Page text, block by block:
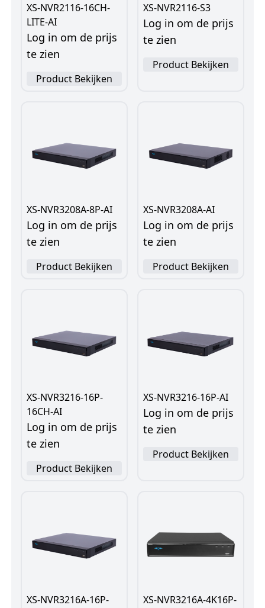
XS-NVR2116-16CH-
LITE-AI
Log in om de prijs
te zien
Product Bekijken
XS-NVR2116-S3
Log in om de prijs
te zien
Product Bekijken
XS-NVR3208A-8P-AI
Log in om de prijs
te zien
Product Bekijken
XS-NVR3208A-AI
Log in om de prijs
te zien
Product Bekijken
XS-NVR3216-16P-
16CH-AI
Log in om de prijs
te zien
Product Bekijken
XS-NVR3216-16P-AI
Log in om de prijs
te zien
Product Bekijken
XS-NVR3216A-16P-
XS-NVR3216A-4K16P-